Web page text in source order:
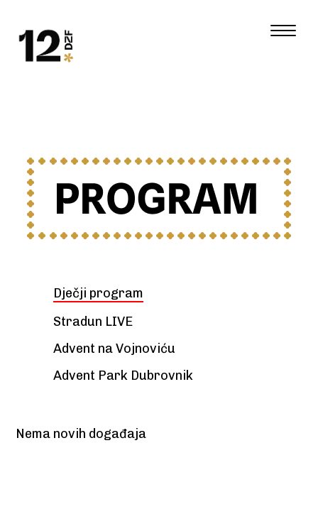
Dječji program
Stradun LIVE
Advent na Vojnoviću
Advent Park Dubrovnik
Nema novih događaja